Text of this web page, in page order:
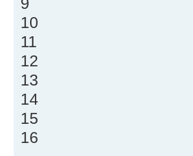
10
11
12
13
14
15
16